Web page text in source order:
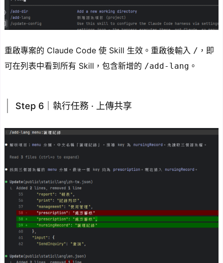
重啟專案的 Claude Code 使 Skill 生效。重啟後輸入 / ，即
可在列表中看到所有 Skill，包含新增的 /add-lang 。
Step 6｜執行任務 · 上傳共享